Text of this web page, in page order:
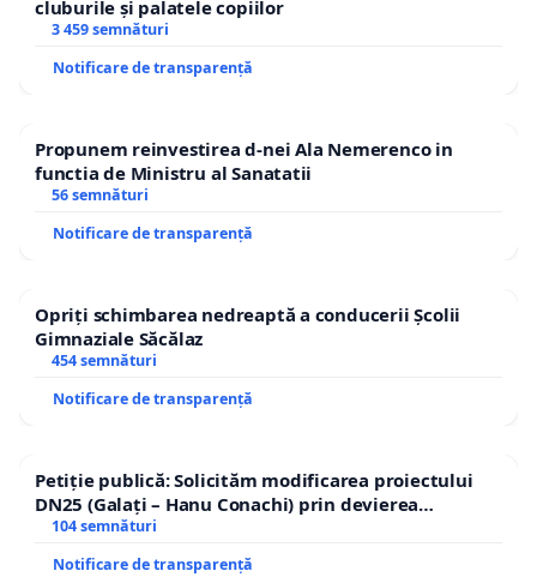
siguranței trecerii de pietoni.
8. Interzicerea camioanelor de mare tonaj în zona
9. Introducerea unei limite de tonaj de 3.5 tone
pentru autoturisme pe strada Libertății cu excepția
salubritate.
îndeplinirea măsurilor își vor asuma în scris
termenele de implementare a acestora, termene
care nu pot depăși cele 30 de zile menționate la
Vă solicităm să ne transmiteți modul de soluționare
a petiției și măsurile dispuse, pe e-mail la adresa
cu
cluburile și palatele copiilor
3 459 semnături
Notificare de transparență
Propunem reinvestirea d-nei Ala Nemerenco in
functia de Ministru al Sanatatii
56 semnături
Notificare de transparență
Opriți schimbarea nedreaptă a conducerii Școlii
Gimnaziale Săcălaz
454 semnături
Notificare de transparență
Petiție publică: Solicităm modificarea proiectului
DN25 (Galați – Hanu Conachi) prin devierea
traseului în afara localităților!
104 semnături
Notificare de transparență